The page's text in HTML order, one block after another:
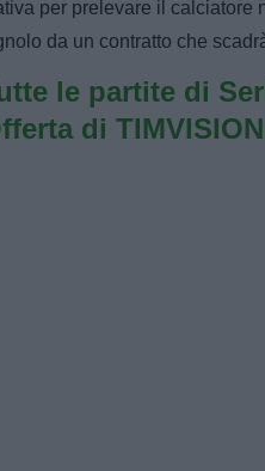
per prelevare il calciatore
da un contratto che
le partite di
di